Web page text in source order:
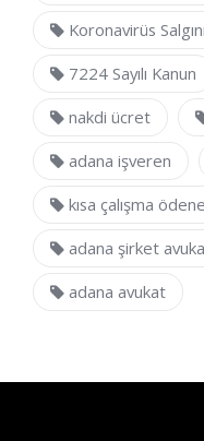
Koronavirüs
7224 Sayılı Kanun
nakdi ücret
adana işveren
kısa çalışma
adana şirket
adana avukat